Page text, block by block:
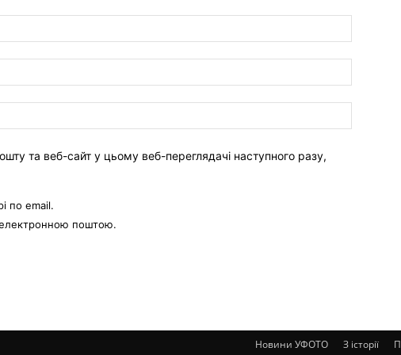
та веб-сайт у цьому веб-переглядачі наступного разу,
по email.
електронною поштою.
Новини УФОТО З історії